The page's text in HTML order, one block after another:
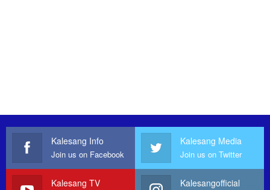
Kalesang Info
Join us on Facebook
Kalesang Media
Join us on Twitter
Kalesang TV Kalesangofficial